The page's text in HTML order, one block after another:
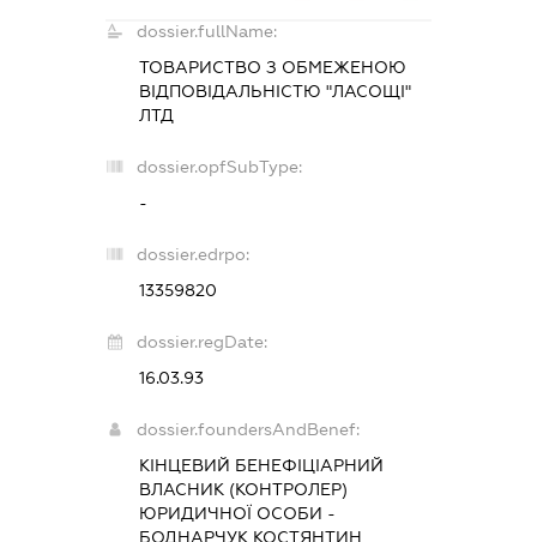
dossier.fullName:
ТОВАРИСТВО З ОБМЕЖЕНОЮ
ВІДПОВІДАЛЬНІСТЮ "ЛАСОЩІ"
ЛТД
dossier.opfSubType:
-
dossier.edrpo:
13359820
dossier.regDate:
16.03.93
dossier.foundersAndBenef:
КІНЦЕВИЙ БЕНЕФІЦІАРНИЙ
ВЛАСНИК (КОНТРОЛЕР)
ЮРИДИЧНОЇ ОСОБИ -
БОДНАРЧУК КОСТЯНТИН